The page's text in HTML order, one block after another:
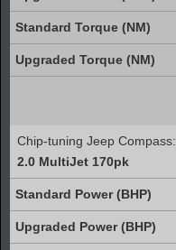
Chip-tuning Jeep Compass:
2.0 MultiJet 170pk